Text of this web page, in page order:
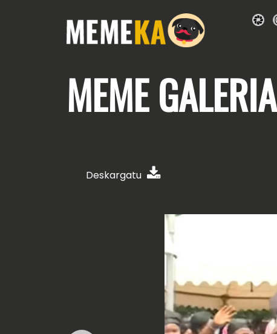
MEMEGALERIA
Deskargatu